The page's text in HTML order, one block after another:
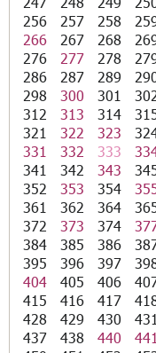
256
257 258
266
267 268
276
277 278
286
287 289
298
300 301
312
313 314
321
322 323
331
332 333
341
342 343
352
353 354
361
362 364
372
373 374
384
385 386
395
396 397
404
405 406
415
416 417
428
429 430 431
437
438 440 441